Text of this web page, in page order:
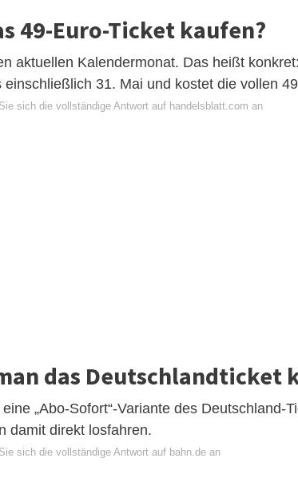
49-Euro-Ticket kaufen?
aktuellen Kalendermonat. Das heißt
31. Mai und kostet die vollen
sich die vollständige Antwort auf handelsblatt.com an
das Deutschlandticket
„Abo-Sofort“-Variante des Deutschland-
damit direkt losfahren.
sich die vollständige Antwort auf bahn.de an